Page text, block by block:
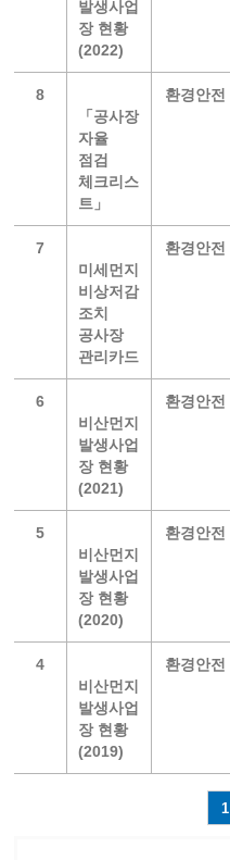
발생사업
장 현황
(2022)
8
「공사장
자율
점검
체크리스
트」
환경안전
7
미세먼지
비상저감
조치
공사장
관리카드
환경안전
6
비산먼지
발생사업
장 현황
(2021)
환경안전
5
비산먼지
발생사업
장 현황
(2020)
환경안전
4
비산먼지
발생사업
장 현황
(2019)
환경안전
1